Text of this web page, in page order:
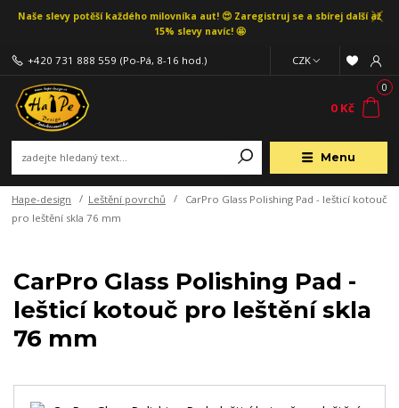
Naše slevy potěší každého milovníka aut! 😍 Zaregistruj se a sbírej další až
15% slevy navíc! 🤩
Menu
CZK
+420 731 888 559 (Po-Pá, 8-16 hod.)
0
0 Kč
Hape-design Leštění povrchů
CarPro Glass Polishing Pad - lešticí kotouč
pro leštění skla 76 mm
CarPro Glass Polishing Pad -
lešticí kotouč pro leštění skla
76 mm